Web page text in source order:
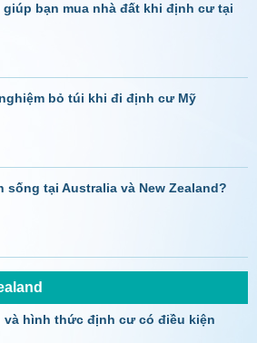
giúp bạn mua nhà đất khi định cư tại
bỏ túi khi đi định cư Mỹ
sống tại Australia và New Zealand?
và hình thức định cư có điều kiện